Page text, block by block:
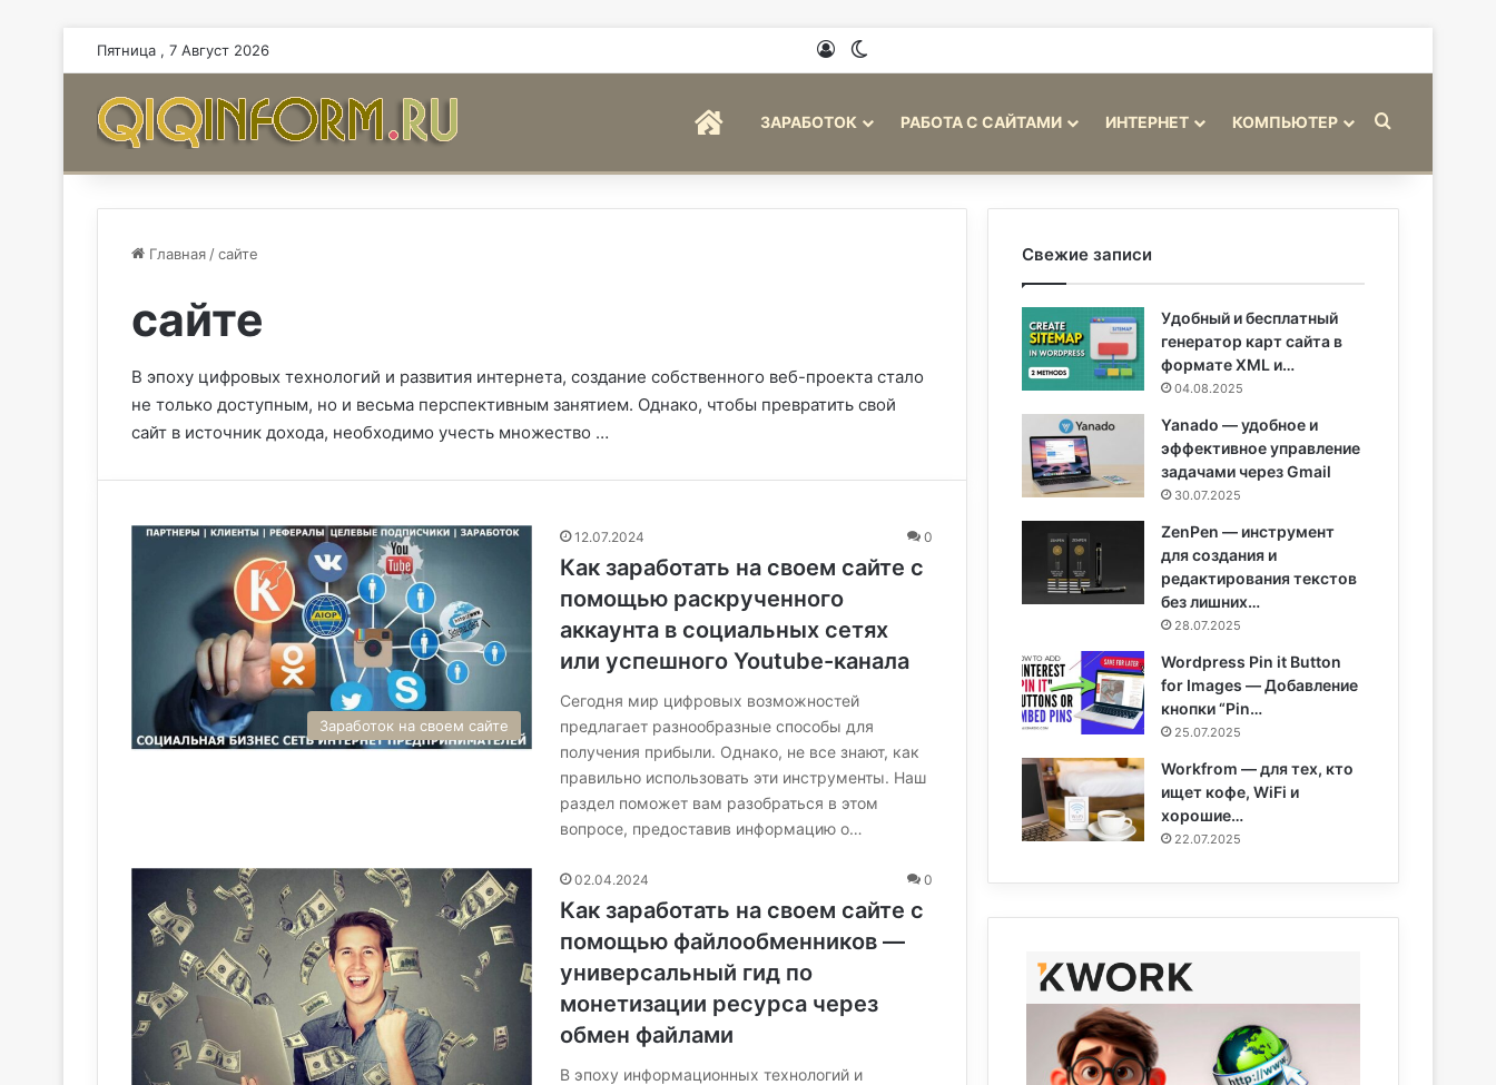
Пятница , 7 Август 2026 Войти
ГЛАВНАЯЗАРАБОТОК РАБОТА С САЙТАМИ ИНТЕРНЕТ КОМПЬЮТЕР
Главная /сайте
сайте
В эпоху цифровых технологий и развития интернета, создание собственного веб-проекта стало
не только доступным, но и весьма перспективным занятием. Однако, чтобы превратить свой
сайт в источник дохода, необходимо учесть множество …
Заработок на своем сайте
12.07.2024 0
Как заработать на своем сайте с
помощью раскрученного
аккаунта в социальных сетях
или успешного Youtube-канала
Сегодня мир цифровых возможностей
предлагает разнообразные способы для
получения прибыли. Однако, не все знают, как
правильно использовать эти инструменты. Наш
раздел поможет вам разобраться в этом
вопросе, предоставив информацию о…
02.04.2024 0
Как заработать на своем сайте с
помощью файлообменников —
универсальный гид по
монетизации ресурса через
обмен файлами
В эпоху информационных технологий и
Свежие записи
Удобный и бесплатный
генератор карт сайта в
формате XML и…
04.08.2025
Yanado — удобное и
эффективное управление
задачами через Gmail
30.07.2025
ZenPen — инструмент
для создания и
редактирования текстов
без лишних…
28.07.2025
Wordpress Pin it Button
for Images — Добавление
кнопки “Pin…
25.07.2025
Workfrom — для тех, кто
ищет кофе, WiFi и
хорошие…
22.07.2025